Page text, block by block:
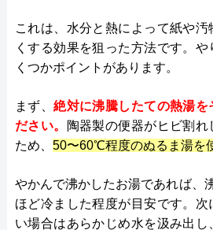
これは、水分と熱によって紙や
くする効果を狙った方法です。
くつかポイントがあります。
まず、絶対に沸騰したての熱湯を
ださい。
陶器製の便器がヒビ割
ため、 50〜60℃程度のぬるま湯を
やかんで沸かしたお湯であれば、
ほど冷ました程度が目安です。
い場合はあらかじめ水を汲み出